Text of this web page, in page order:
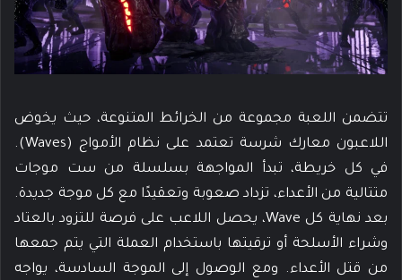
تتضمن اللعبة مجموعة من الخرائط المتنوعة، حيث يخوض
اللاعبون معارك شرسة تعتمد على نظام الأمواج (Waves).
في كل خريطة، تبدأ المواجهة بسلسلة من ست موجات
متتالية من الأعداء، تزداد صعوبة وتعقيدًا مع كل موجة جديدة.
بعد نهاية كل Wave، يحصل اللاعب على فرصة للتزود بالعتاد
وشراء الأسلحة أو ترقيتها باستخدام العملة التي يتم جمعها
من قتل الأعداء. ومع الوصول إلى الموجة السادسة، يواجه